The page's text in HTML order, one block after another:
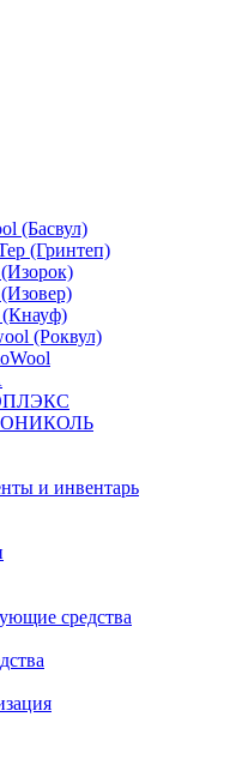
(Басвул)
(Гринтеп)
(Кнауф)
(Роквул)
и инвентарь
средства